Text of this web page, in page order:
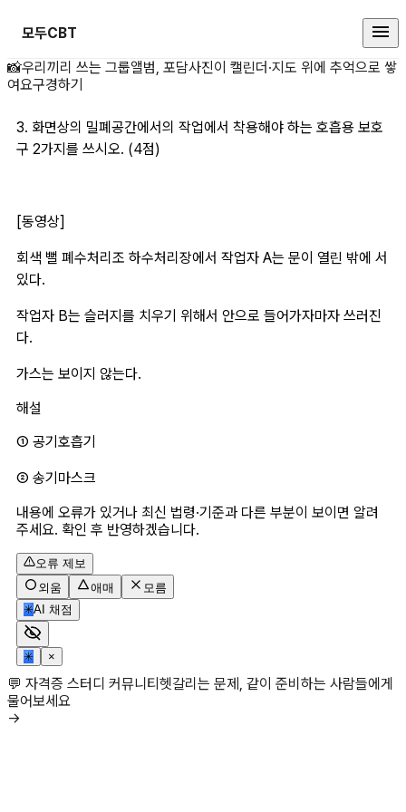
모두CBT
3. 화면상의 밀폐공간 상세 페이지
📸우리끼리 쓰는 그룹앨범, 포담사진이 캘린더·지도 위에 추억으로 쌓
여요구경하기
3. 화면상의 밀폐공간에서의 작업에서 착용해야 하는 호흡용 보호
구 2가지를 쓰시오. (4점)
[동영상]
회색 뻘 폐수처리조 하수처리장에서 작업자 A는 문이 열린 밖에 서
있다.
작업자 B는 슬러지를 치우기 위해서 안으로 들어가자마자 쓰러진
다.
가스는 보이지 않는다.
해설
① 공기호흡기
② 송기마스크
내용에 오류가 있거나 최신 법령·기준과 다른 부분이 보이면 알려
주세요. 확인 후 반영하겠습니다.
오류 제보
외움
애매
모름
✳AI 채점
✳ ×
💬 자격증 스터디 커뮤니티헷갈리는 문제, 같이 준비하는 사람들에게
물어보세요
→